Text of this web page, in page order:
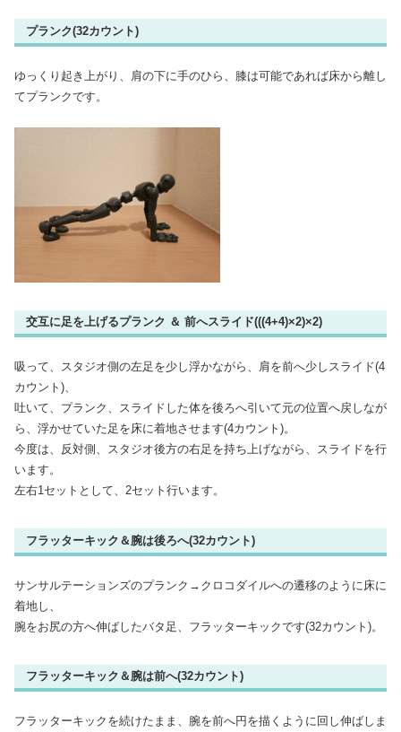
プランク(32カウント)
ゆっくり起き上がり、肩の下に手のひら、膝は可能であれば床から離し
てプランクです。
交互に足を上げるプランク ＆ 前へスライド(((4+4)×2)×2)
吸って、スタジオ側の左足を少し浮かながら、肩を前へ少しスライド(4
カウント)、
吐いて、プランク、スライドした体を後ろへ引いて元の位置へ戻しなが
ら、浮かせていた足を床に着地させます(4カウント)。
今度は、反対側、スタジオ後方の右足を持ち上げながら、スライドを行
います。
左右1セットとして、2セット行います。
フラッターキック＆腕は後ろへ(32カウント)
サンサルテーションズのプランク→クロコダイルへの遷移のように床に
着地し、
腕をお尻の方へ伸ばしたバタ足、フラッターキックです(32カウント)。
フラッターキック＆腕は前へ(32カウント)
フラッターキックを続けたまま、腕を前へ円を描くように回し伸ばしま